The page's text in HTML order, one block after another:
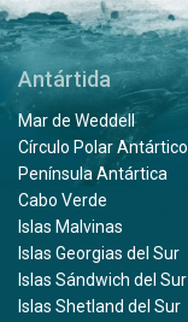
Antártida
Mar de Weddell
Círculo Polar Antártico
Península Antártica
Cabo Verde
Islas Malvinas
Islas Georgias del Sur
Islas Sándwich del Sur
Islas Shetland del Sur